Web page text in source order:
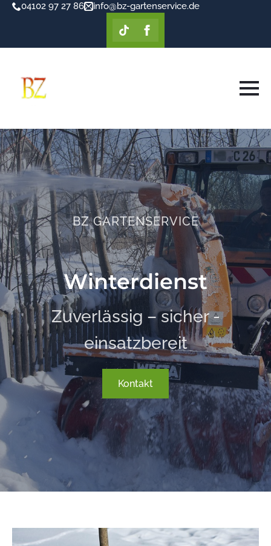
04102 97 27 86 info@bz-gartenservice.de
BZ GARTENSERVICE
Winterdienst
Zuverlässig – sicher -
einsatzbereit
Kontakt